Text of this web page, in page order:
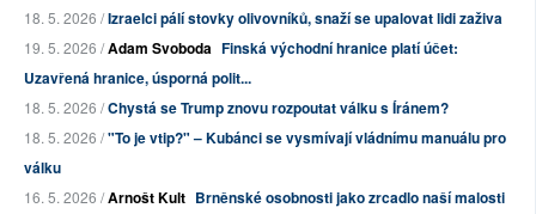
18. 5. 2026 /Izraelci pálí stovky olivovníků, snaží se upalovat lidi zaživa
19. 5. 2026 /Adam Svoboda Finská východní hranice platí účet:
Uzavřená hranice, úsporná polit...
18. 5. 2026 /Chystá se Trump znovu rozpoutat válku s Íránem?
18. 5. 2026 /"To je vtip?" – Kubánci se vysmívají vládnímu manuálu pro
válku
16. 5. 2026 /Arnošt Kult Brněnské osobnosti jako zrcadlo naší malosti